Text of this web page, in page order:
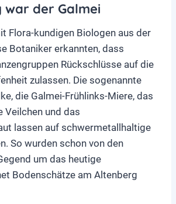
war der Galmei
Flora-kundigen Biologen aus der
Botaniker erkannten, dass
Rückschlüsse auf die
zulassen. Die sogenannte
die Galmei-Frühlinks-Miere, das
Veilchen und das
lassen auf schwermetallhaltige
So wurden schon von den
um das heutige
Bodenschätze am Altenberg